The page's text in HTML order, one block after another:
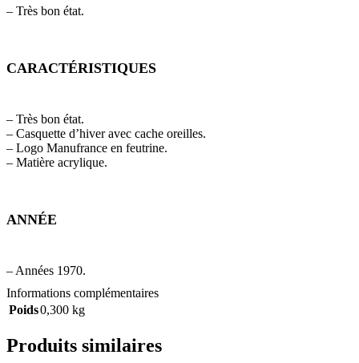
– Très bon état.
CARACTÉRISTIQUES
– Très bon état.
– Casquette d’hiver avec cache oreilles.
– Logo Manufrance en feutrine.
– Matière acrylique.
ANNÉE
– Années 1970.
Informations complémentaires
Poids0,300 kg
Produits similaires